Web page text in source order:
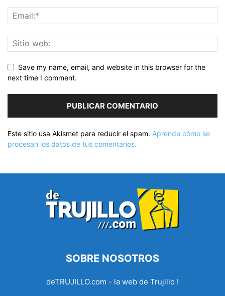
Save my name, email, and website in this browser for the
next time I comment.
Este sitio usa Akismet para reducir el spam. Aprende cómo se
procesan los datos de tus comentarios.
SOBRE NOSOTROS
deTRUJILLO.com - la web de Trujillo !